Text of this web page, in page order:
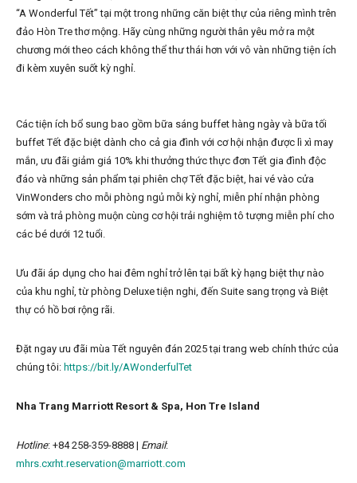
“A Wonderful Tết” tại một trong những căn biệt thự của riêng mình trên
đảo Hòn Tre thơ mộng. Hãy cùng những người thân yêu mở ra một
chương mới theo cách không thể thư thái hơn với vô vàn những tiện ích
đi kèm xuyên suốt kỳ nghỉ.
Các tiện ích bổ sung bao gồm bữa sáng buffet hàng ngày và bữa tối
buffet Tết đặc biệt dành cho cả gia đình với cơ hội nhận được lì xì may
mắn, ưu đãi giảm giá 10% khi thưởng thức thực đơn Tết gia đình độc
đáo và những sản phẩm tại phiên chợ Tết đặc biệt, hai vé vào cửa
VinWonders cho mỗi phòng ngủ mỗi kỳ nghỉ, miễn phí nhận phòng
sớm và trả phòng muộn cùng cơ hội trải nghiệm tô tượng miễn phí cho
các bé dưới 12 tuổi.
Ưu đãi áp dụng cho hai đêm nghỉ trở lên tại bất kỳ hạng biệt thự nào
của khu nghỉ, từ phòng Deluxe tiện nghi, đến Suite sang trọng và Biệt
thự có hồ bơi rộng rãi.
Đặt ngay ưu đãi mùa Tết nguyên đán 2025 tại trang web chính thức của
chúng tôi: https://bit.ly/AWonderfulTet
Nha Trang Marriott Resort & Spa, Hon Tre Island
Hotline: +84 258-359-8888 | Email:
mhrs.cxrht.reservation@marriott.com